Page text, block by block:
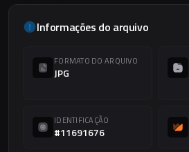
Informações do arquivo
FORMATO DO ARQUIVO
JPG
IDENTIFICAÇÃO
#11691676